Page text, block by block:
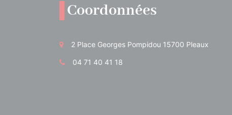
Coordonnées
2 Place Georges Pompidou 15700 Pleaux
04 71 40 41 18